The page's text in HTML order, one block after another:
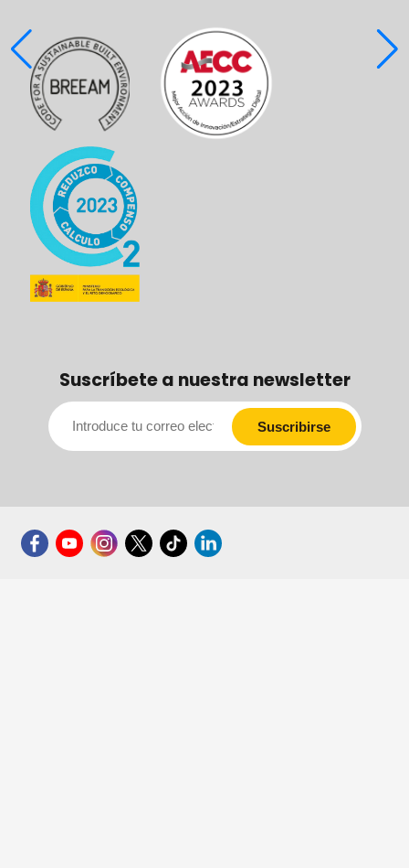
Suscríbete a nuestra newsletter